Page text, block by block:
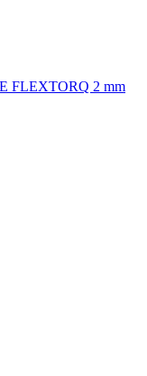
FLEXTORQ 2 mm